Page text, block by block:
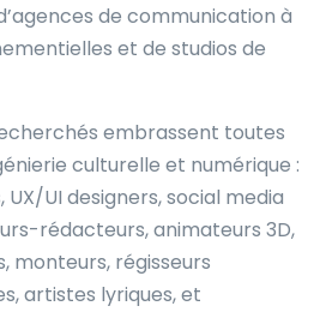
de communication à
et de studios de
embrassent toutes
culturelle et numérique :
UI designers, social media
rédacteurs, animateurs 3D,
monteurs, régisseurs
artistes lyriques, et